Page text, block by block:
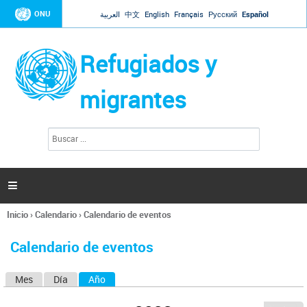
Jump to navigation
ONU العربية 中文 English Français Русский Español
Refugiados y
migrantes
l
s

Se
usted
Inicio›Calendario›Calendario de eventos
Calendario de eventos
Mes Día Año